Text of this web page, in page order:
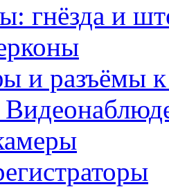
гнёзда и
и разъёмы